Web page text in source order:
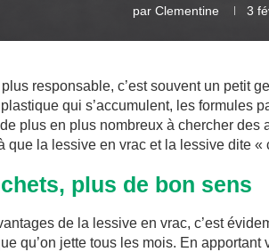
par Clementine 3
responsable, c’est souvent un petit
qui s’accumulent, les formules
plus en plus nombreux à chercher
que la lessive en vrac et la lessive dite «
plus de bon sens
de la lessive en vrac, c’est
qu’on jette tous les mois. En